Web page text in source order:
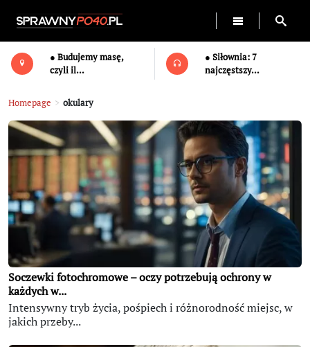
● Budujemy masę,
czyli il...
● Siłownia: 7
najczęstszy...
Homepage > okulary
Soczewki fotochromowe – oczy potrzebują ochrony w
każdych w...
Intensywny tryb życia, pośpiech i różnorodność miejsc, w
jakich przeby...